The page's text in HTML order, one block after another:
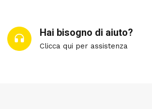
Hai bisogno di aiuto?
Clicca qui per assistenza